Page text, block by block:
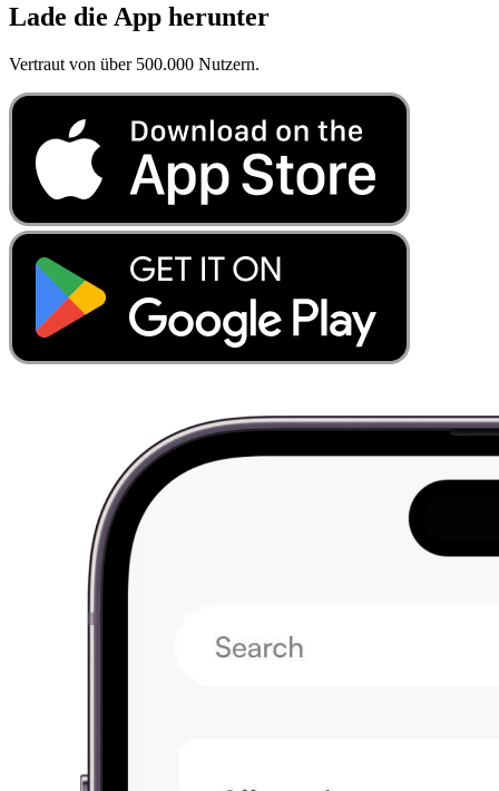
Lade die App herunter
Vertraut von über 500.000 Nutzern.